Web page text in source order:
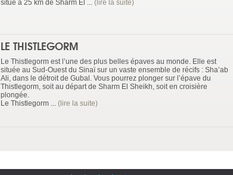
situé à 25 km de Sharm El ... (lire la suite)
LE THISTLEGORM
Le Thistlegorm est l’une des plus belles épaves au monde. Elle est
située au Sud-Ouest du Sinaï sur un vaste ensemble de récifs : Sha’ab
Ali, dans le détroit de Gubal. Vous pourrez plonger sur l’épave du
Thistlegorm, soit au départ de Sharm El Sheikh, soit en croisière
plongée.
Le Thistlegorm ... (lire la suite)